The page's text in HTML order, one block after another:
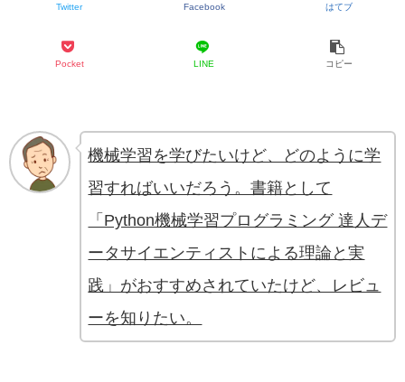
Twitter Facebook はてブ
Pocket LINE コピー
機械学習を学びたいけど、どのように学
習すればいいだろう。書籍として
「Python機械学習プログラミング 達人デ
ータサイエンティストによる理論と実
践」がおすすめされていたけど、レビュ
ーを知りたい。